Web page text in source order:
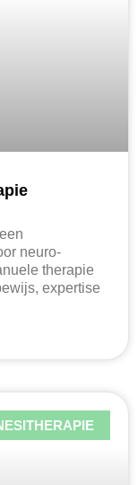
neuro-
therapie
expertise